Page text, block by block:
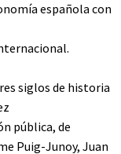
española con
siglos de historia
pública, de
Puig-Junoy, Juan